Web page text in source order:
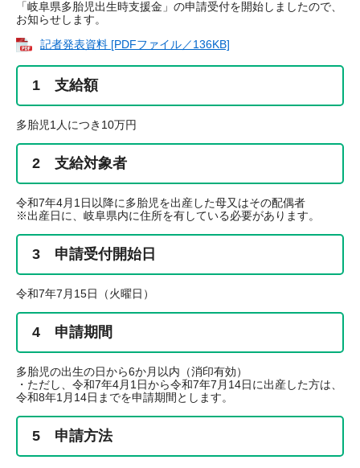
「岐阜県多胎児出生時支援金」の申請受付を開始しましたので、
お知らせします。
記者発表資料 [PDFファイル／136KB]
1 支給額
多胎児1人につき10万円
2 支給対象者
令和7年4月1日以降に多胎児を出産した母又はその配偶者
※出産日に、岐阜県内に住所を有している必要があります。
3 申請受付開始日
令和7年7月15日（火曜日）
4 申請期間
多胎児の出生の日から6か月以内（消印有効）
・ただし、令和7年4月1日から令和7年7月14日に出産した方は、
令和8年1月14日までを申請期間とします。
5 申請方法